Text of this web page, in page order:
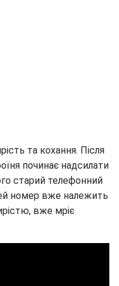
та кохання. Після
починає надсилати
старий телефонний
номер вже належить
вже мріє